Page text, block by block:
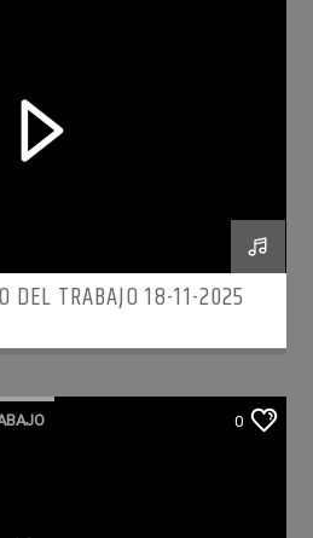
DEL TRABAJO 18-11-2025
0